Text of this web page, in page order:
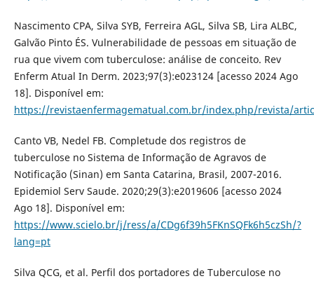
Nascimento CPA, Silva SYB, Ferreira AGL, Silva SB, Lira ALBC,
Galvão Pinto ÉS. Vulnerabilidade de pessoas em situação de
rua que vivem com tuberculose: análise de conceito. Rev
Enferm Atual In Derm. 2023;97(3):e023124 [acesso 2024 Ago
18]. Disponível em:
https://revistaenfermagematual.com.br/index.php/revista/
Canto VB, Nedel FB. Completude dos registros de
tuberculose no Sistema de Informação de Agravos de
Notificação (Sinan) em Santa Catarina, Brasil, 2007-2016.
Epidemiol Serv Saude. 2020;29(3):e2019606 [acesso 2024
Ago 18]. Disponível em:
https://www.scielo.br/j/ress/a/CDg6f39h5FKnSQFk6h5czSh/?
lang=pt
Silva QCG, et al. Perfil dos portadores de Tuberculose no